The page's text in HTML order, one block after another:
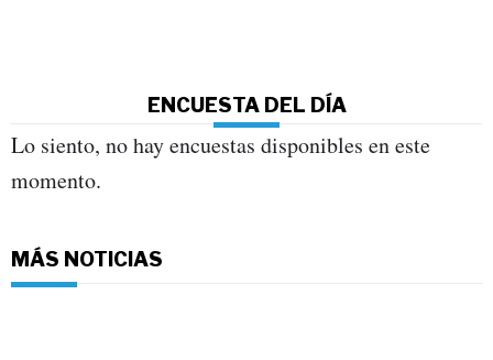
ENCUESTA DEL DÍA
Lo siento, no hay encuestas disponibles en este
momento.
MÁS NOTICIAS